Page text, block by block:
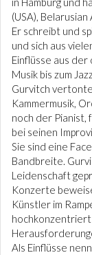
(USA),
Er schreibt und
und sich aus
Einflüsse aus
Musik bis zum
Gurvitch
Kammermusik,
noch der Pianist,
bei seinen
Sie sind eine
Bandbreite.
Leidenschaft
Konzerte
Künstler im
hochkonzentriert
Als Einflüsse